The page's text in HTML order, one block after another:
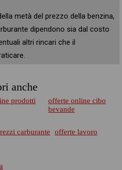
metà del prezzo della benzina,
dipendono sia dal costo
altri rincari che il
anche
prodotti
offerte online cibo
bevande
carburante
offerte lavoro